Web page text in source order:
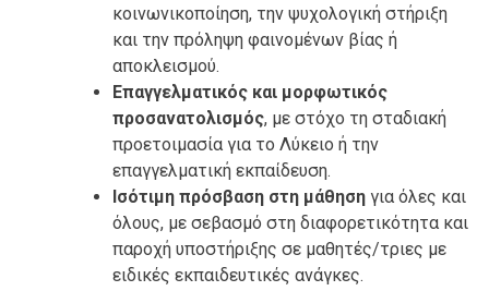
κοινωνικοποίηση, την ψυχολογική στήριξη
και την πρόληψη φαινομένων βίας ή
αποκλεισμού.
Επαγγελματικός και μορφωτικός
προσανατολισμός, με στόχο τη σταδιακή
προετοιμασία για το Λύκειο ή την
επαγγελματική εκπαίδευση.
Ισότιμη πρόσβαση στη μάθηση για όλες και
όλους, με σεβασμό στη διαφορετικότητα και
παροχή υποστήριξης σε μαθητές/τριες με
ειδικές εκπαιδευτικές ανάγκες.